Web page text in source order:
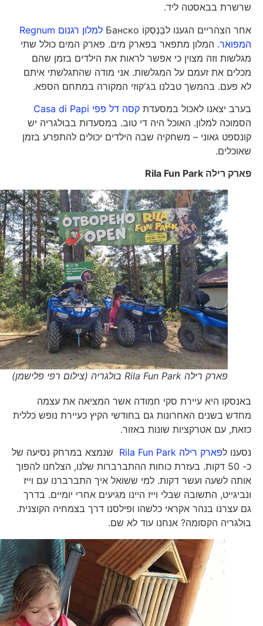
שרשרת בבאסטה ליד.
אחר הצהריים הגענו לבַּנְסְקוֹ Банско
למלון רגנום Regnum
המפואר. המלון מתפאר בפארק מים. פארק המים כולל שתי
מגלשות וזה מצוין כי אפשר לראות את הילדים בזמן שהם
מכלים את זעמם על המגלשות. אני מודה שהתגלשתי איתם
לא פעם. בהמשך טבלנו בג'קוזי המקורה במתחם הספא.
בערב יצאנו לאכול במסעדתקסה דל פפי Casa di Papi
הסמוכה למלון. האוכל היה די טוב. במסעדות בבולגריה יש
קונספט גאוני – משחקיה שבה הילדים יכולים להתפרע בזמן
שאוכלים.
פארק רילהRila Fun Park
פארק רילה Rila Fun Park בולגריה (צילום רפי פלישמן)
באנסקו היא עיירת סקי חמודה אשר המציאה את עצמה
מחדש בשנים האחרונות גם בחודשי הקיץ כעיירת נופש כללית
כזאת, עם אטרקציות שונות באזור.
נסענו לפארק רילה Rila Fun Park
שנמצא במרחק נסיעה של
כ- 50 דקות. בעזרת כוחות ההתברברות שלנו, הצלחנו להפוך
אותה לשעה ועשר דקות. למי ששואל איך התברברנו עם וייז
ונביגייט, התשובה שבלי וייז היינו מגיעים אחרי יומיים. בדרך
גם עצרנו בנהר אקראי כלשהו ופילסנו דרך בצמחיה הקוצנית.
בולגריה הקסומה? אנחנו עוד לא שם.